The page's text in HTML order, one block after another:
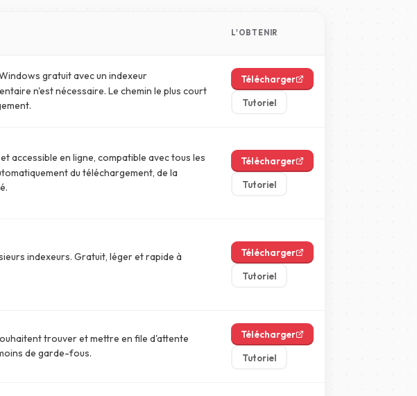
L'OBTENIR
gratuit avec un indexeur
n'est nécessaire. Le chemin le plus court
Télécharger
Tutoriel
accessible en ligne, compatible avec tous les
du téléchargement, de la
Télécharger
Tutoriel
indexeurs. Gratuit, léger et rapide à
Télécharger
Tutoriel
trouver et mettre en file d'attente
de garde-fous.
Télécharger
Tutoriel